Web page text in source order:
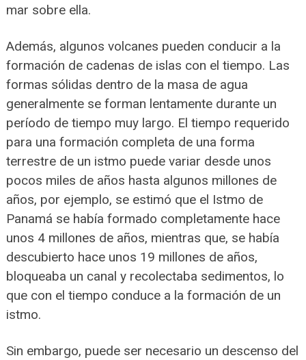
mar sobre ella.
Además, algunos volcanes pueden conducir a la
formación de cadenas de islas con el tiempo. Las
formas sólidas dentro de la masa de agua
generalmente se forman lentamente durante un
período de tiempo muy largo. El tiempo requerido
para una formación completa de una forma
terrestre de un istmo puede variar desde unos
pocos miles de años hasta algunos millones de
años, por ejemplo, se estimó que el Istmo de
Panamá se había formado completamente hace
unos 4 millones de años, mientras que, se había
descubierto hace unos 19 millones de años,
bloqueaba un canal y recolectaba sedimentos, lo
que con el tiempo conduce a la formación de un
istmo.
Sin embargo, puede ser necesario un descenso del